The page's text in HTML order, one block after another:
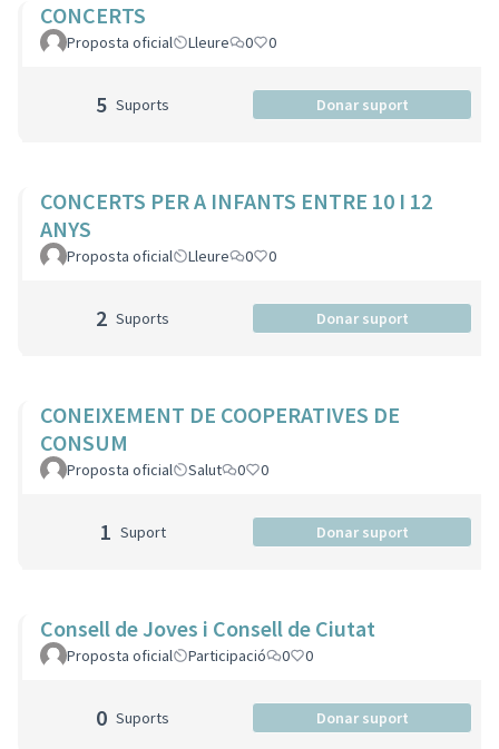
CONCERTS
Proposta oficial Lleure 0 0
5 Suports Donar suport
CONCERTS PER A INFANTS ENTRE 10 I 12
ANYS
Proposta oficial Lleure 0 0
2 Suports Donar suport
CONEIXEMENT DE COOPERATIVES DE
CONSUM
Proposta oficial Salut 0 0
1 Suport Donar suport
Consell de Joves i Consell de Ciutat
Proposta oficial Participació 0 0
0 Suports Donar suport